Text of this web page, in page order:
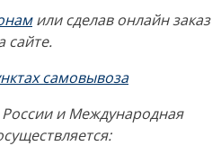
или сделав онлайн заказ
сайте.
самовывоза
и Международная